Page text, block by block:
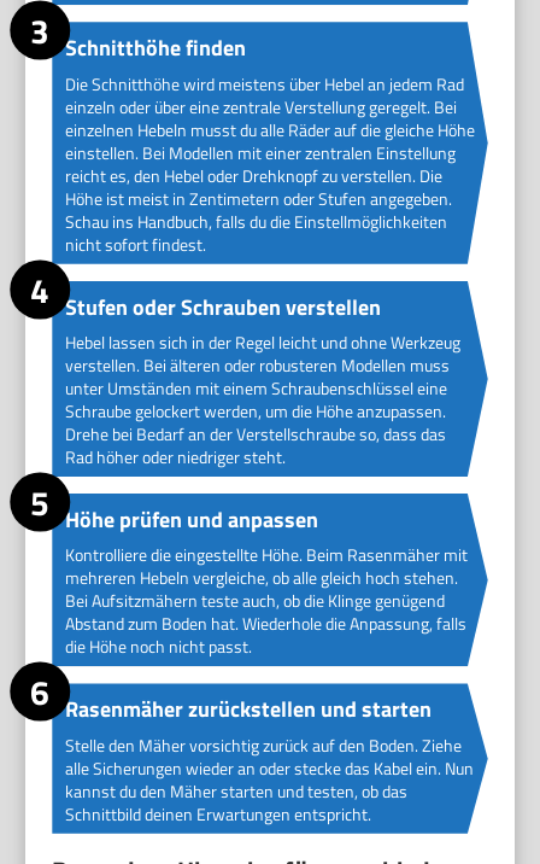
Schnitthöhe finden
Die Schnitthöhe wird meistens über Hebel an jedem Rad
einzeln oder über eine zentrale Verstellung geregelt. Bei
einzelnen Hebeln musst du alle Räder auf die gleiche Höhe
einstellen. Bei Modellen mit einer zentralen Einstellung
reicht es, den Hebel oder Drehknopf zu verstellen. Die
Höhe ist meist in Zentimetern oder Stufen angegeben.
Schau ins Handbuch, falls du die Einstellmöglichkeiten
nicht sofort findest.
Stufen oder Schrauben verstellen
Hebel lassen sich in der Regel leicht und ohne Werkzeug
verstellen. Bei älteren oder robusteren Modellen muss
unter Umständen mit einem Schraubenschlüssel eine
Schraube gelockert werden, um die Höhe anzupassen.
Drehe bei Bedarf an der Verstellschraube so, dass das
Rad höher oder niedriger steht.
Höhe prüfen und anpassen
Kontrolliere die eingestellte Höhe. Beim Rasenmäher mit
mehreren Hebeln vergleiche, ob alle gleich hoch stehen.
Bei Aufsitzmähern teste auch, ob die Klinge genügend
Abstand zum Boden hat. Wiederhole die Anpassung, falls
die Höhe noch nicht passt.
Rasenmäher zurückstellen und starten
Stelle den Mäher vorsichtig zurück auf den Boden. Ziehe
alle Sicherungen wieder an oder stecke das Kabel ein. Nun
kannst du den Mäher starten und testen, ob das
Schnittbild deinen Erwartungen entspricht.